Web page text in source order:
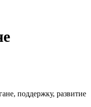
поддержку, развитие